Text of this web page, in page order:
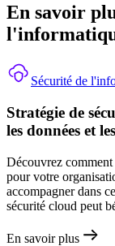
En savoir
Sécurité de
Stratégie de
les données et
Découvrez
pour votre
accompagner dans
sécurité cloud peut
En savoir plus